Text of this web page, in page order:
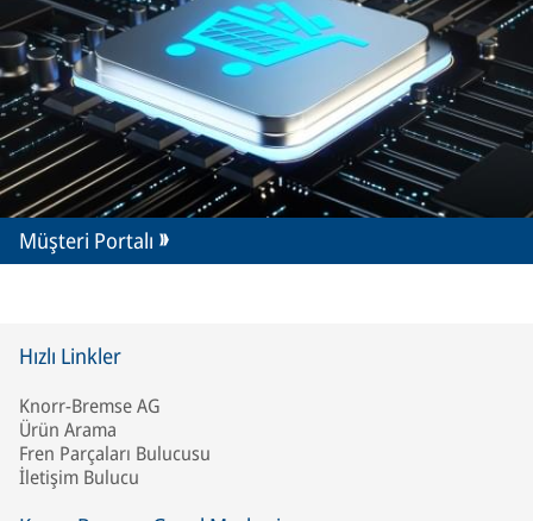
Müşteri Portalı
Hızlı Linkler
Knorr-Bremse AG
Ürün Arama
Fren Parçaları Bulucusu
İletişim Bulucu